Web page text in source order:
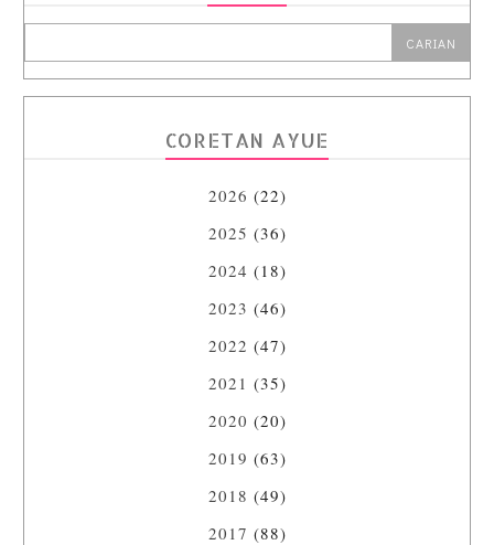
CORETAN AYUE
2026 (22)
2025 (36)
2024 (18)
2023 (46)
2022 (47)
2021 (35)
2020 (20)
2019 (63)
2018 (49)
2017 (88)